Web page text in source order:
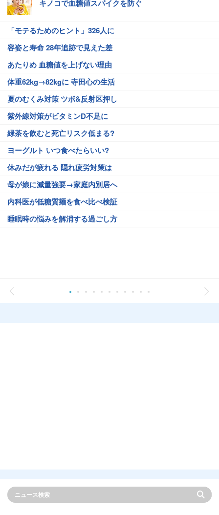
キノコで血糖値スパイクを防ぐ
「モテるためのヒント」326人に
容姿と寿命 28年追跡で見えた差
あたりめ 血糖値を上げない理由
体重62kg→82kgに 寺田心の生活
夏のむくみ対策 ツボ&反射区押し
紫外線対策がビタミンD不足に
緑茶を飲むと死亡リスク低まる?
ヨーグルト いつ食べたらいい?
休みだが疲れる 隠れ疲労対策は
母が娘に減量強要→家庭内別居へ
内科医が低糖質麺を食べ比べ検証
睡眠時の悩みを解消する過ごし方